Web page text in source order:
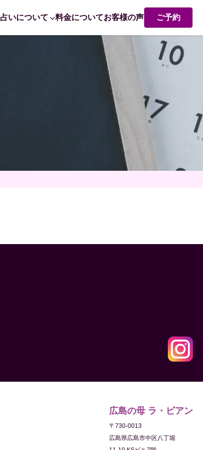
占いについて
赤ちゃん命名 姓名判断で成功するポイント
料金についてお客様の声 ご予約
広島の母 ラ・ビアン
〒730-0013
広島県広島市中区八丁堀